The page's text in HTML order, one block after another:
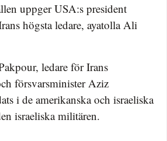
uppger USA:s president
högsta ledare, ayatolla Ali
ledare för Irans
försvarsminister Aziz
i de amerikanska och israeliska
israeliska militären.